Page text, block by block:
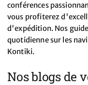
conférences
vous profiterez
d'expédition. Nos
quotidienne sur les
Kontiki.
Nos blogs de